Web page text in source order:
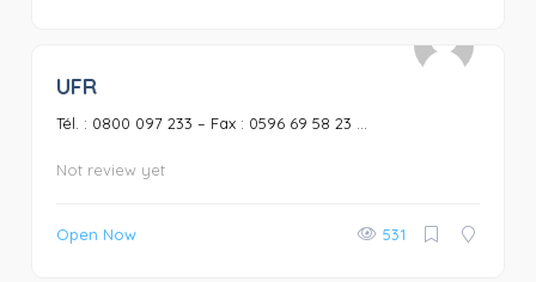
UFR
Tél. : 0800 097 233 – Fax : 0596 69 58 23 ...
Not review yet
Open Now 531